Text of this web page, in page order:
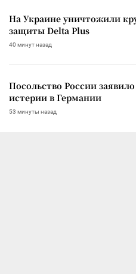
На Украине уничтожили
защиты Delta Plus
40 минут назад
Посольство России
истерии в Германии
53 минуты назад